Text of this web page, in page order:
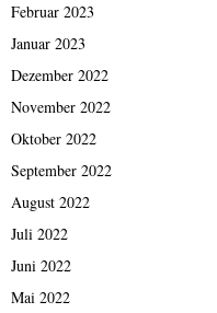
Februar 2023
Januar 2023
Dezember 2022
November 2022
Oktober 2022
September 2022
August 2022
Juli 2022
Juni 2022
Mai 2022